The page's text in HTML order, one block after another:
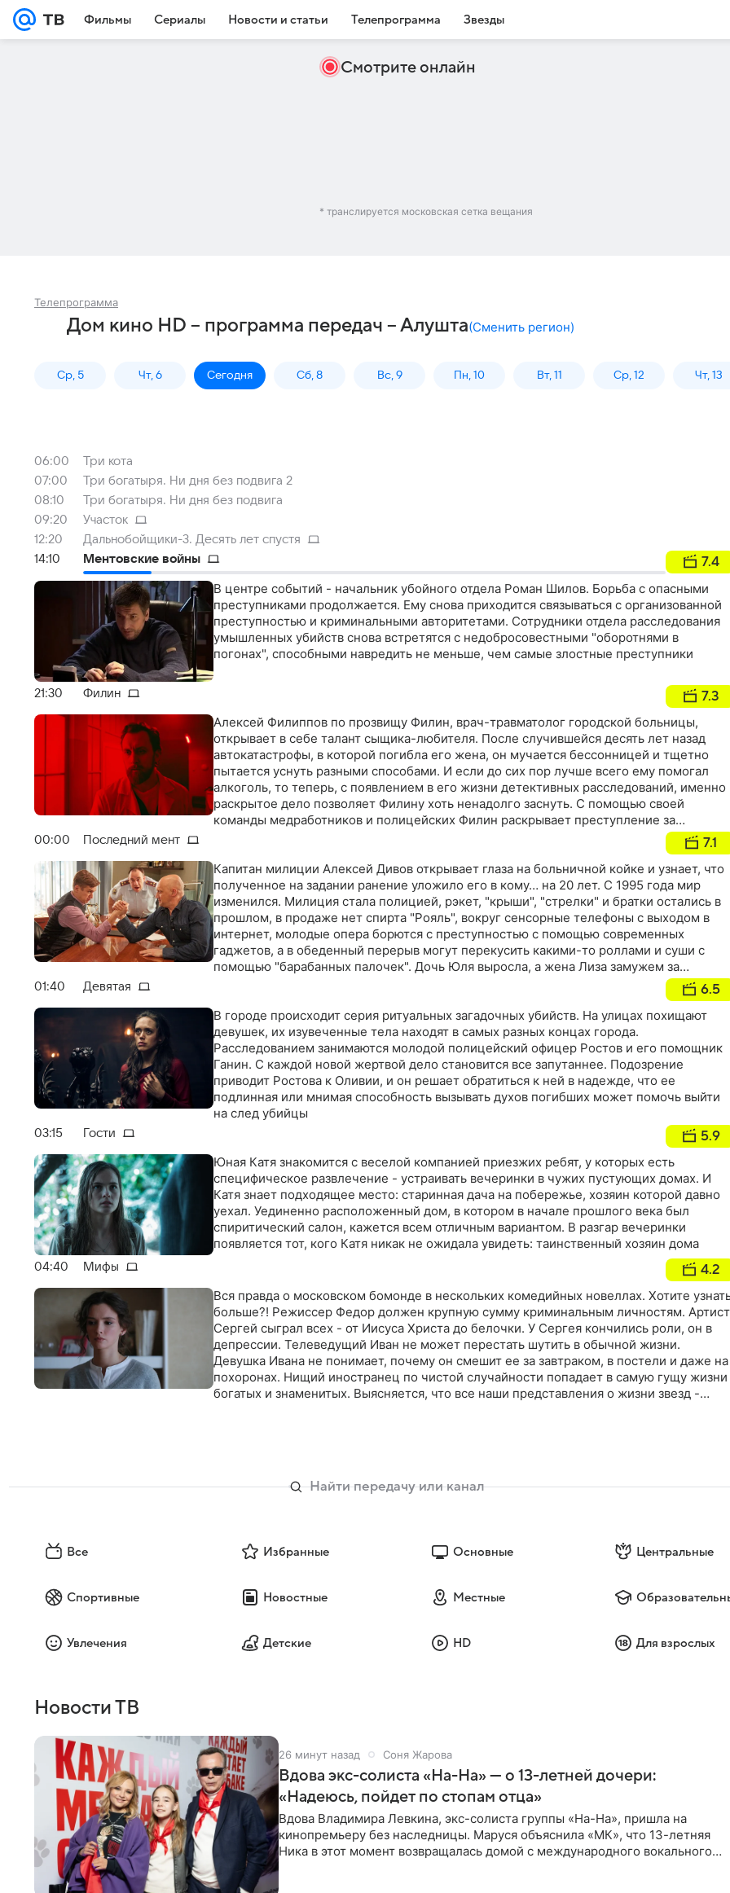
Фильмы Сериалы Новости и статьи Телепрограмма Звезды
Смотрите онлайн
* транслируется московская сетка вещания
Телепрограмма
Дом кино HD – программа передач – Алушта(Сменить регион)
Ср, 5 Чт, 6 Сегодня Сб, 8 Вс, 9 Пн, 10 Вт, 11 Ср, 12 Чт, 13
06:00
Три кота
07:00
Три богатыря. Ни дня без подвига 2
08:10
Три богатыря. Ни дня без подвига
09:20
Участок
12:20
Дальнобойщики-3. Десять лет спустя
14:10
Ментовские войны 7.4
В центре событий - начальник убойного отдела Роман Шилов. Борьба с опасными
преступниками продолжается. Ему снова приходится связываться с организованной
преступностью и криминальными авторитетами. Сотрудники отдела расследования
умышленных убийств снова встретятся с недобросовестными "оборотнями в
погонах", способными навредить не меньше, чем самые злостные преступники
21:30 Филин 7.3
Алексей Филиппов по прозвищу Филин, врач-травматолог городской больницы,
открывает в себе талант сыщика-любителя. После случившейся десять лет назад
автокатастрофы, в которой погибла его жена, он мучается бессонницей и тщетно
пытается уснуть разными способами. И если до сих пор лучше всего ему помогал
алкоголь, то теперь, с появлением в его жизни детективных расследований, именно
раскрытое дело позволяет Филину хоть ненадолго заснуть. С помощью своей
команды медработников и полицейских Филин раскрывает преступление за
00:00 Последний мент 7.1
Капитан милиции Алексей Дивов открывает глаза на больничной койке и узнает, что
полученное на задании ранение уложило его в кому… на 20 лет. С 1995 года мир
изменился. Милиция стала полицией, рэкет, "крыши", "стрелки" и братки остались в
прошлом, в продаже нет спирта "Рояль", вокруг сенсорные телефоны с выходом в
интернет, молодые опера борются с преступностью с помощью современных
гаджетов, а в обеденный перерыв могут перекусить какими-то роллами и суши с
помощью "барабанных палочек". Дочь Юля выросла, а жена Лиза замужем за
01:40 Девятая 6.5
В городе происходит серия ритуальных загадочных убийств. На улицах похищают
девушек, их изувеченные тела находят в самых разных концах города.
Расследованием занимаются молодой полицейский офицер Ростов и его помощник
Ганин. С каждой новой жертвой дело становится все запутаннее. Подозрение
приводит Ростова к Оливии, и он решает обратиться к ней в надежде, что ее
подлинная или мнимая способность вызывать духов погибших может помочь выйти
на след убийцы
03:15 Гости 5.9
Юная Катя знакомится с веселой компанией приезжих ребят, у которых есть
специфическое развлечение - устраивать вечеринки в чужих пустующих домах. И
Катя знает подходящее место: старинная дача на побережье, хозяин которой давно
уехал. Уединенно расположенный дом, в котором в начале прошлого века был
спиритический салон, кажется всем отличным вариантом. В разгар вечеринки
появляется тот, кого Катя никак не ожидала увидеть: таинственный хозяин дома
04:40 Мифы 4.2
Вся правда о московском бомонде в нескольких комедийных новеллах. Хотите
больше?! Режиссер Федор должен крупную сумму криминальным личностям. Артист
Сергей сыграл всех - от Иисуса Христа до белочки. У Сергея кончились роли, он в
депрессии. Телеведущий Иван не может перестать шутить в обычной жизни.
Девушка Ивана не понимает, почему он смешит ее за завтраком, в постели и даже на
похоронах. Нищий иностранец по чистой случайности попадает в самую гущу жизни
богатых и знаменитых. Выясняется, что все наши представления о жизни звезд -
Все Избранные Основные Центральные
Спортивные Новостные Местные
Увлечения Детские HD Для взрослых
Новости ТВ
26 минут назад Соня Жарова
Вдова экс-солиста «На-На» — о 13-летней дочери:
«Надеюсь, пойдет по стопам отца»
Вдова Владимира Левкина, экс-солиста группы «На-На», пришла на
кинопремьеру без наследницы. Маруся объяснила «МК», что 13-летняя
Ника в этот момент возвращалась домой с международного вокального